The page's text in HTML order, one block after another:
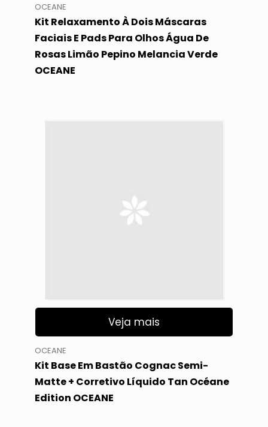
OCEANE
Kit Relaxamento À Dois Máscaras
Faciais E Pads Para Olhos Água De
Rosas Limão Pepino Melancia Verde
OCEANE
Veja mais
OCEANE
Kit Base Em Bastão Cognac Semi-
Matte + Corretivo Líquido Tan Océane
Edition OCEANE